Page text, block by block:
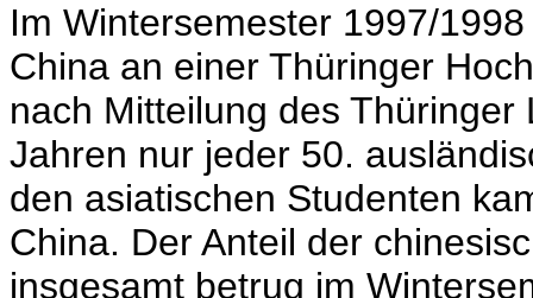
Im Wintersemester 1997/
China an einer Thüringer
nach Mitteilung des
Jahren nur jeder 50.
den asiatischen Studenten
China. Der Anteil der
insgesamt betrug im